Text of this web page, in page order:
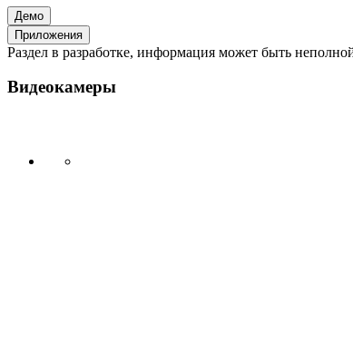
Демо
Приложения
Раздел в разработке, информация может быть
Видеокамеры